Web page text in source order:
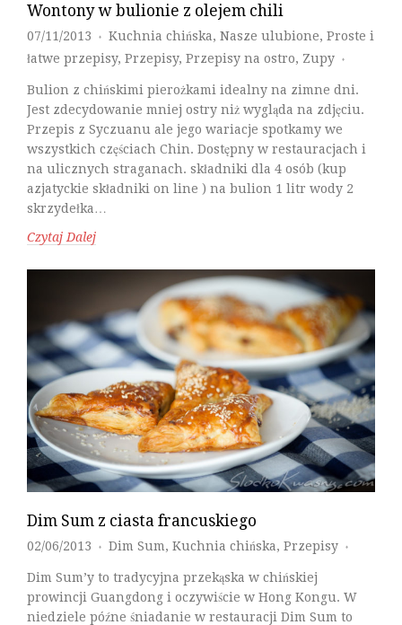
Wontony w bulionie z olejem chili
07/11/2013 ♦ Kuchnia chińska, Nasze ulubione, Proste i
łatwe przepisy, Przepisy, Przepisy na ostro, Zupy ♦
Bulion z chińskimi pierożkami idealny na zimne dni.
Jest zdecydowanie mniej ostry niż wygląda na zdjęciu.
Przepis z Syczuanu ale jego wariacje spotkamy we
wszystkich częściach Chin. Dostępny w restauracjach i
na ulicznych straganach. składniki dla 4 osób (kup
azjatyckie składniki on line ) na bulion 1 litr wody 2
skrzydełka…
Czytaj Dalej
Dim Sum z ciasta francuskiego
02/06/2013 ♦ Dim Sum, Kuchnia chińska, Przepisy ♦
Dim Sum’y to tradycyjna przekąska w chińskiej
prowincji Guangdong i oczywiście w Hong Kongu. W
niedziele późne śniadanie w restauracji Dim Sum to